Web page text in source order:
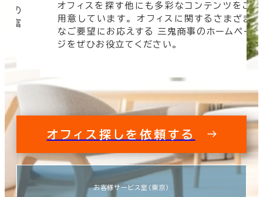
の
豊富
オフィスを探す他にも多彩なコンテンツをご
用意しています。 オフィスに関するさまざま
なご要望にお応えする 三鬼商事のホームペー
ジをぜひお役立てください。
オフィス探しを依頼する
お客様サービス室（東京）